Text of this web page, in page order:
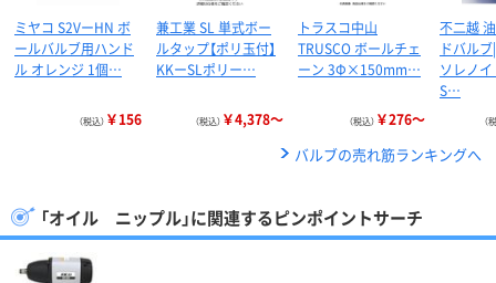
ミヤコ S2VーHN ボ
ールバルブ用ハンド
ル オレンジ 1個…
（税込） ￥156
兼工業 SL 単式ボー
ルタップ【ポリ玉付】
KKーSLポリー…
（税込） ￥4,378～
トラスコ中山
TRUSCO ボールチェ
ーン 3Φ×150mm…
（税込） ￥276～
不二越
ドバル
ソレノ
S…
（
バルブの売れ筋ランキングへ
「オイル ニップル」に関連するピンポイントサーチ